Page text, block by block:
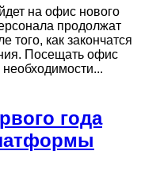
на офис нового
продолжат
того, как закончатся
Посещать офис
необходимости...
года